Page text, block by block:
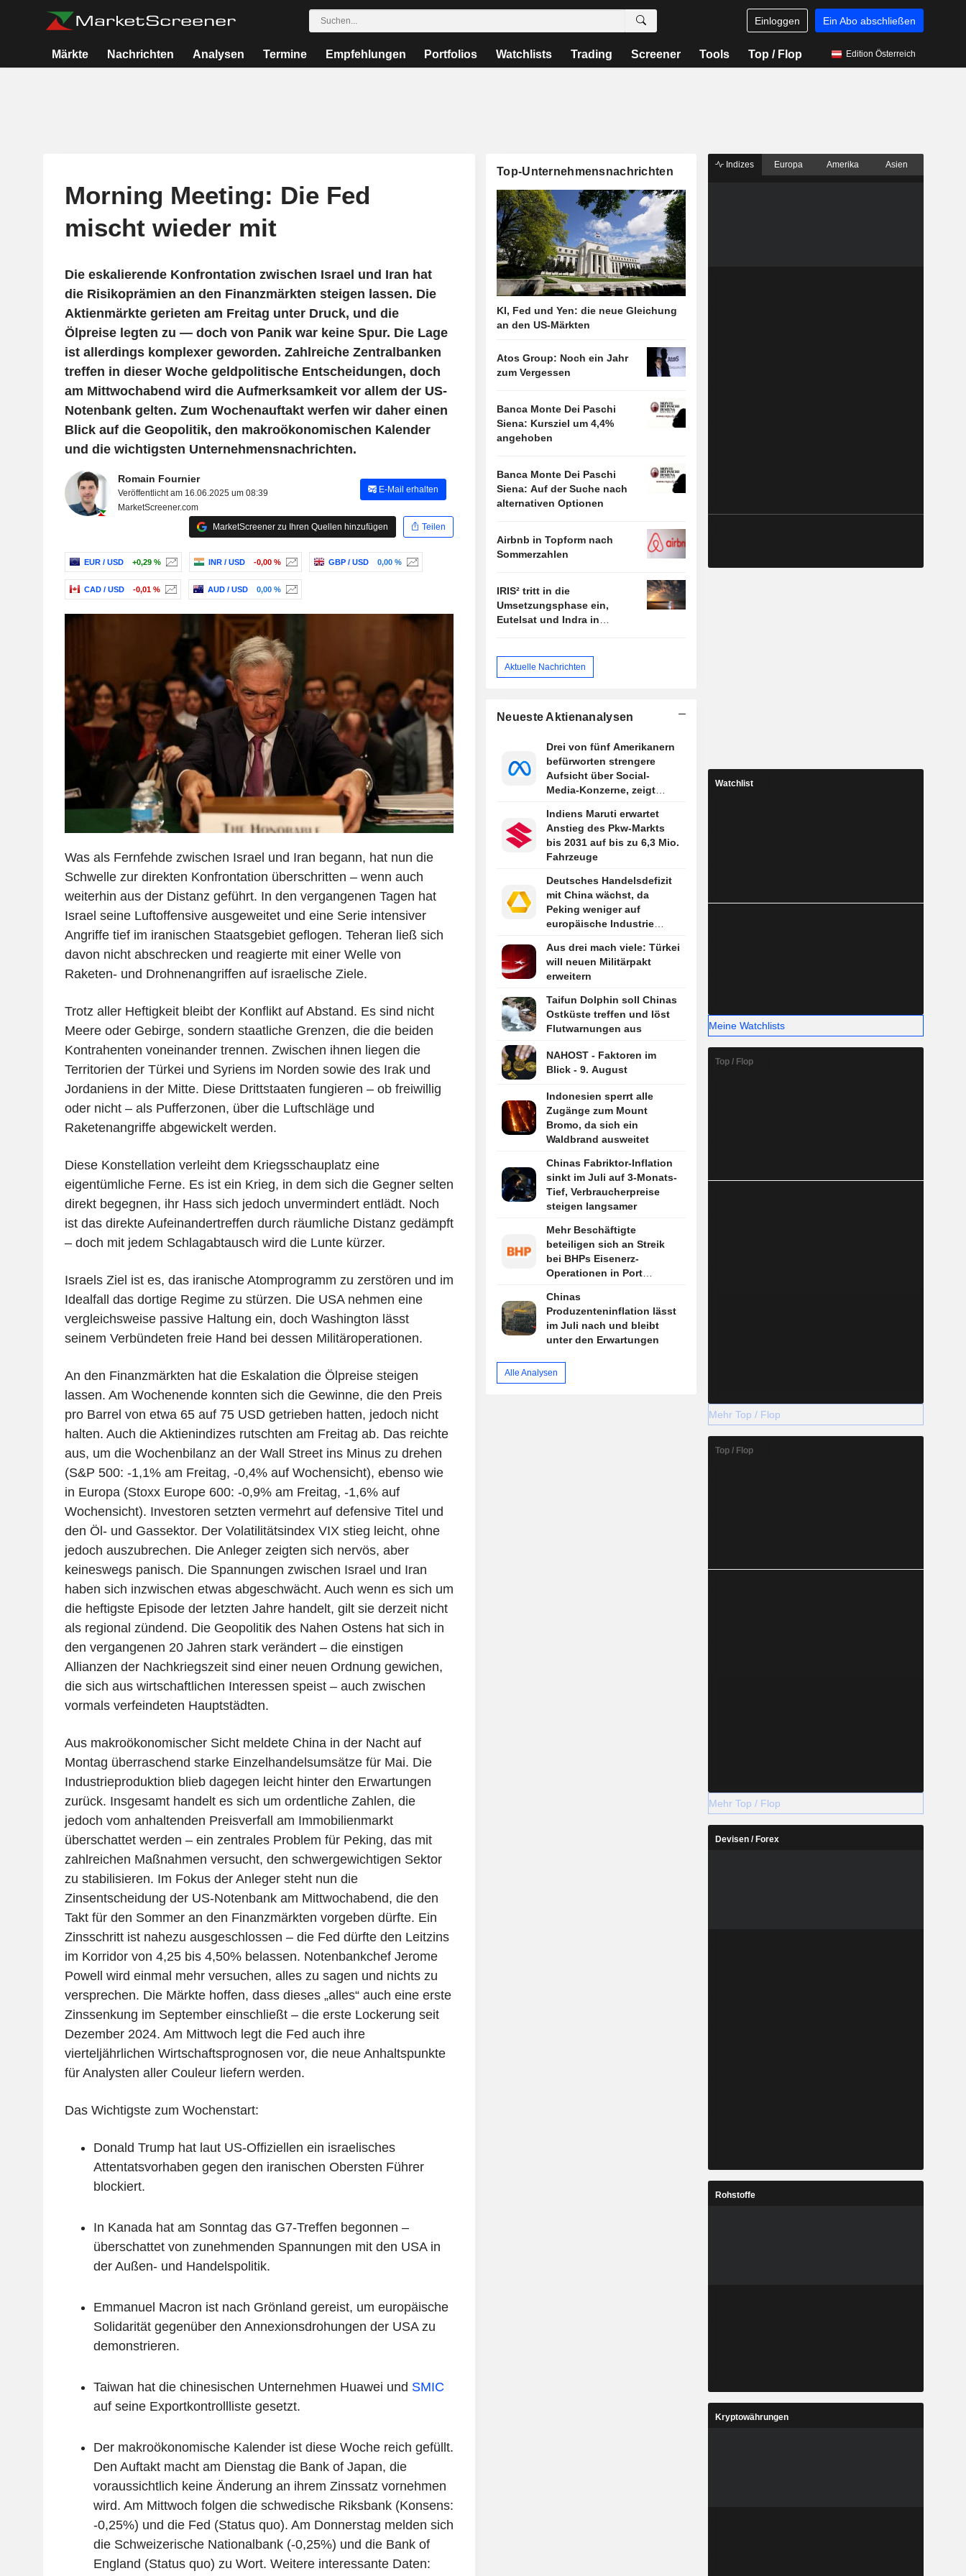
Einloggen Ein Abo abschließen
Märkte Nachrichten Analysen Termine Empfehlungen Portfolios Watchlists Trading Screener Tools Top / Flop Edition Österreich
Morning Meeting: Die Fed
mischt wieder mit
Die eskalierende Konfrontation zwischen Israel und Iran hat
die Risikoprämien an den Finanzmärkten steigen lassen. Die
Aktienmärkte gerieten am Freitag unter Druck, und die
Ölpreise legten zu — doch von Panik war keine Spur. Die Lage
ist allerdings komplexer geworden. Zahlreiche Zentralbanken
treffen in dieser Woche geldpolitische Entscheidungen, doch
am Mittwochabend wird die Aufmerksamkeit vor allem der US-
Notenbank gelten. Zum Wochenauftakt werfen wir daher einen
Blick auf die Geopolitik, den makroökonomischen Kalender
und die wichtigsten Unternehmensnachrichten.
Romain Fournier
Veröffentlicht am 16.06.2025 um 08:39
MarketScreener.com
E-Mail erhalten
MarketScreener zu Ihren Quellen hinzufügen Teilen
EUR / USD +0,29 % INR / USD -0,00 % GBP / USD 0,00 %
CAD / USD -0,01 % AUD / USD 0,00 %
Was als Fernfehde zwischen Israel und Iran begann, hat nun die
Schwelle zur direkten Konfrontation überschritten – wenn auch
weiterhin aus der Distanz geführt. In den vergangenen Tagen hat
Israel seine Luftoffensive ausgeweitet und eine Serie intensiver
Angriffe tief im iranischen Staatsgebiet geflogen. Teheran ließ sich
davon nicht abschrecken und reagierte mit einer Welle von
Raketen- und Drohnenangriffen auf israelische Ziele.
Trotz aller Heftigkeit bleibt der Konflikt auf Abstand. Es sind nicht
Meere oder Gebirge, sondern staatliche Grenzen, die die beiden
Kontrahenten voneinander trennen. Zwischen ihnen liegen die
Territorien der Türkei und Syriens im Norden sowie des Irak und
Jordaniens in der Mitte. Diese Drittstaaten fungieren – ob freiwillig
oder nicht – als Pufferzonen, über die Luftschläge und
Raketenangriffe abgewickelt werden.
Diese Konstellation verleiht dem Kriegsschauplatz eine
eigentümliche Ferne. Es ist ein Krieg, in dem sich die Gegner selten
direkt begegnen, ihr Hass sich jedoch unvermindert entlädt. Noch
ist das direkte Aufeinandertreffen durch räumliche Distanz gedämpft
– doch mit jedem Schlagabtausch wird die Lunte kürzer.
Israels Ziel ist es, das iranische Atomprogramm zu zerstören und im
Idealfall das dortige Regime zu stürzen. Die USA nehmen eine
vergleichsweise passive Haltung ein, doch Washington lässt
seinem Verbündeten freie Hand bei dessen Militäroperationen.
An den Finanzmärkten hat die Eskalation die Ölpreise steigen
lassen. Am Wochenende konnten sich die Gewinne, die den Preis
pro Barrel von etwa 65 auf 75 USD getrieben hatten, jedoch nicht
halten. Auch die Aktienindizes rutschten am Freitag ab. Das reichte
aus, um die Wochenbilanz an der Wall Street ins Minus zu drehen
(S&P 500: -1,1% am Freitag, -0,4% auf Wochensicht), ebenso wie
in Europa (Stoxx Europe 600: -0,9% am Freitag, -1,6% auf
Wochensicht). Investoren setzten vermehrt auf defensive Titel und
den Öl- und Gassektor. Der Volatilitätsindex VIX stieg leicht, ohne
jedoch auszubrechen. Die Anleger zeigten sich nervös, aber
keineswegs panisch. Die Spannungen zwischen Israel und Iran
haben sich inzwischen etwas abgeschwächt. Auch wenn es sich um
die heftigste Episode der letzten Jahre handelt, gilt sie derzeit nicht
als regional zündend. Die Geopolitik des Nahen Ostens hat sich in
den vergangenen 20 Jahren stark verändert – die einstigen
Allianzen der Nachkriegszeit sind einer neuen Ordnung gewichen,
die sich aus wirtschaftlichen Interessen speist – auch zwischen
vormals verfeindeten Hauptstädten.
Aus makroökonomischer Sicht meldete China in der Nacht auf
Montag überraschend starke Einzelhandelsumsätze für Mai. Die
Industrieproduktion blieb dagegen leicht hinter den Erwartungen
zurück. Insgesamt handelt es sich um ordentliche Zahlen, die
jedoch vom anhaltenden Preisverfall am Immobilienmarkt
überschattet werden – ein zentrales Problem für Peking, das mit
zahlreichen Maßnahmen versucht, den schwergewichtigen Sektor
zu stabilisieren. Im Fokus der Anleger steht nun die
Zinsentscheidung der US-Notenbank am Mittwochabend, die den
Takt für den Sommer an den Finanzmärkten vorgeben dürfte. Ein
Zinsschritt ist nahezu ausgeschlossen – die Fed dürfte den Leitzins
im Korridor von 4,25 bis 4,50% belassen. Notenbankchef Jerome
Powell wird einmal mehr versuchen, alles zu sagen und nichts zu
versprechen. Die Märkte hoffen, dass dieses „alles“ auch eine erste
Zinssenkung im September einschließt – die erste Lockerung seit
Dezember 2024. Am Mittwoch legt die Fed auch ihre
vierteljährlichen Wirtschaftsprognosen vor, die neue Anhaltspunkte
für Analysten aller Couleur liefern werden.
Das Wichtigste zum Wochenstart:
Donald Trump hat laut US-Offiziellen ein israelisches
Attentatsvorhaben gegen den iranischen Obersten Führer
blockiert.
In Kanada hat am Sonntag das G7-Treffen begonnen –
überschattet von zunehmenden Spannungen mit den USA in
der Außen- und Handelspolitik.
Emmanuel Macron ist nach Grönland gereist, um europäische
Solidarität gegenüber den Annexionsdrohungen der USA zu
demonstrieren.
Taiwan hat die chinesischen Unternehmen Huawei und SMIC
auf seine Exportkontrollliste gesetzt.
Der makroökonomische Kalender ist diese Woche reich gefüllt.
Den Auftakt macht am Dienstag die Bank of Japan, die
voraussichtlich keine Änderung an ihrem Zinssatz vornehmen
wird. Am Mittwoch folgen die schwedische Riksbank (Konsens:
-0,25%) und die Fed (Status quo). Am Donnerstag melden sich
die Schweizerische Nationalbank (-0,25%) und die Bank of
England (Status quo) zu Wort. Weitere interessante Daten:
Top-Unternehmensnachrichten
KI, Fed und Yen: die neue Gleichung
an den US-Märkten
Atos Group: Noch ein Jahr
zum Vergessen
Banca Monte Dei Paschi
Siena: Kursziel um 4,4%
angehoben
Banca Monte Dei Paschi
Siena: Auf der Suche nach
alternativen Optionen
Airbnb in Topform nach
Sommerzahlen
IRIS² tritt in die
Umsetzungsphase ein,
Eutelsat und Indra in
Aktuelle Nachrichten
Neueste Aktienanalysen
Drei von fünf Amerikanern
befürworten strengere
Aufsicht über Social-
Media-Konzerne, zeigt
Indiens Maruti erwartet
Anstieg des Pkw-Markts
bis 2031 auf bis zu 6,3 Mio.
Fahrzeuge
Deutsches Handelsdefizit
mit China wächst, da
Peking weniger auf
europäische Industrie
Aus drei mach viele: Türkei
will neuen Militärpakt
erweitern
Taifun Dolphin soll Chinas
Ostküste treffen und löst
Flutwarnungen aus
NAHOST - Faktoren im
Blick - 9. August
Indonesien sperrt alle
Zugänge zum Mount
Bromo, da sich ein
Waldbrand ausweitet
Chinas Fabriktor-Inflation
sinkt im Juli auf 3-Monats-
Tief, Verbraucherpreise
steigen langsamer
Mehr Beschäftigte
beteiligen sich an Streik
bei BHPs Eisenerz-
Operationen in Port
Chinas
Produzenteninflation lässt
im Juli nach und bleibt
unter den Erwartungen
Alle Analysen
Indizes Europa Amerika Asien
Watchlist
Meine Watchlists
Top / Flop
Mehr Top / Flop
Top / Flop
Mehr Top / Flop
Devisen / Forex
Rohstoffe
Kryptowährungen